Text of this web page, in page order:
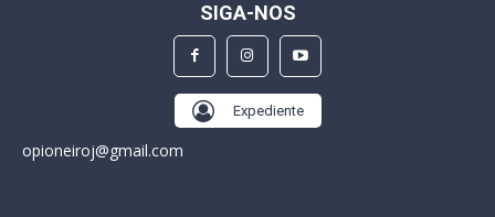
SIGA-NOS
Expediente
opioneiroj@gmail.com